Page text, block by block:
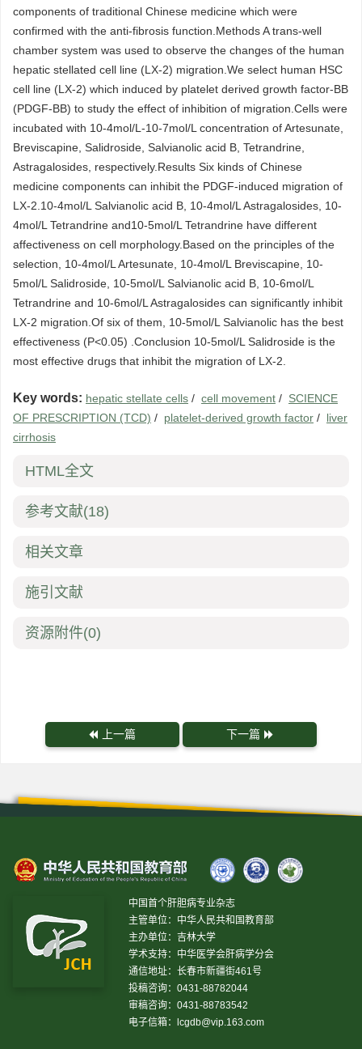
components of traditional Chinese medicine which were
confirmed with the anti-fibrosis function.Methods A trans-well
chamber system was used to observe the changes of the human
hepatic stellated cell line (LX-2) migration.We select human HSC
cell line (LX-2) which induced by platelet derived growth factor-BB
(PDGF-BB) to study the effect of inhibition of migration.Cells were
incubated with 10-4mol/L-10-7mol/L concentration of Artesunate,
Breviscapine, Salidroside, Salvianolic acid B, Tetrandrine,
Astragalosides, respectively.Results Six kinds of Chinese
medicine components can inhibit the PDGF-induced migration of
LX-2.10-4mol/L Salvianolic acid B, 10-4mol/L Astragalosides, 10-
4mol/L Tetrandrine and10-5mol/L Tetrandrine have different
affectiveness on cell morphology.Based on the principles of the
selection, 10-4mol/L Artesunate, 10-4mol/L Breviscapine, 10-
5mol/L Salidroside, 10-5mol/L Salvianolic acid B, 10-6mol/L
Tetrandrine and 10-6mol/L Astragalosides can significantly inhibit
LX-2 migration.Of six of them, 10-5mol/L Salvianolic has the best
effectiveness (P<0.05) .Conclusion 10-5mol/L Salidroside is the
most effective drugs that inhibit the migration of LX-2.
Key words: hepatic stellate cells / cell movement / SCIENCE
OF PRESCRIPTION (TCD) / platelet-derived growth factor / liver
cirrhosis
HTML全文
参考文献(18)
相关文章
施引文献
资源附件(0)
上一篇 下一篇
中国首个肝胆病专业杂志
主管单位：中华人民共和国教育部
主办单位：吉林大学
学术支持：中华医学会肝病学分会
通信地址：长春市新疆街461号
投稿咨询：0431-88782044
审稿咨询：0431-88783542
电子信箱：
lcgdb@vip.163.com